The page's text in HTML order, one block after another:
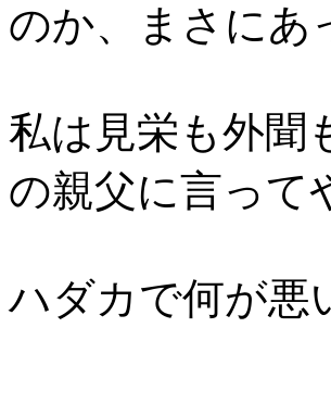
のか、まさにあ
私は見栄も外聞
の親父に言って
ハダカで何が悪